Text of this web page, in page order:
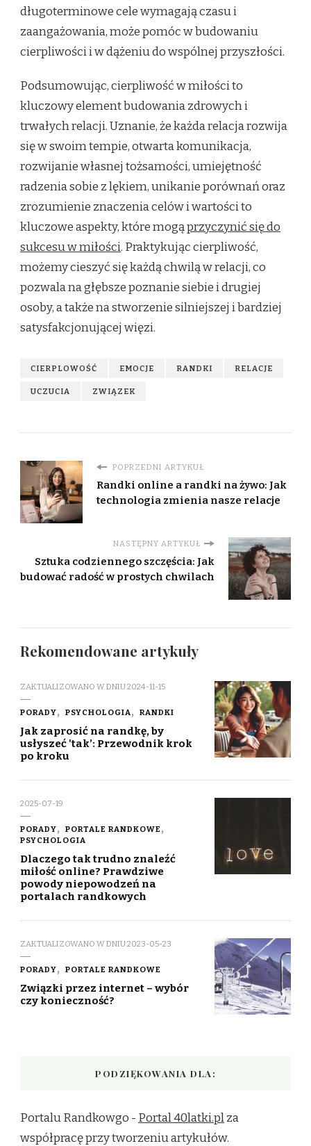
długoterminowe cele wymagają czasu i
zaangażowania, może pomóc w budowaniu
cierpliwości i w dążeniu do wspólnej przyszłości.
Podsumowując, cierpliwość w miłości to
kluczowy element budowania zdrowych i
trwałych relacji. Uznanie, że każda relacja rozwija
się w swoim tempie, otwarta komunikacja,
rozwijanie własnej tożsamości, umiejętność
radzenia sobie z lękiem, unikanie porównań oraz
zrozumienie znaczenia celów i wartości to
kluczowe aspekty, które mogąprzyczynić się do
sukcesu w miłości. Praktykując cierpliwość,
możemy cieszyć się każdą chwilą w relacji, co
pozwala na głębsze poznanie siebie i drugiej
osoby, a także na stworzenie silniejszej i bardziej
satysfakcjonującej więzi.
CIERPLOWOŚĆ EMOCJE RANDKI RELACJE
UCZUCIA ZWIĄZEK
POPRZEDNI ARTYKUŁ
Randki online a randki na żywo: Jak
technologia zmienia nasze relacje
NASTĘPNY ARTYKUŁ
Sztuka codziennego szczęścia: Jak
budować radość w prostych chwilach
Rekomendowane artykuły
ZAKTUALIZOWANO W DNIU2024-11-15
PORADY PSYCHOLOGIA RANDKI
Jak zaprosić na randkę, by
usłyszeć 'tak’: Przewodnik krok
po kroku
2025-07-19
PORADY
PORTALE RANDKOWE
PSYCHOLOGIA
Dlaczego tak trudno znaleźć
miłość online? Prawdziwe
powody niepowodzeń na
portalach randkowych
ZAKTUALIZOWANO W DNIU2023-05-23
PORADY PORTALE RANDKOWE
Związki przez internet – wybór
czy konieczność?
PODZIĘKOWANIA DLA:
Portalu Randkowgo - Portal 40latki.plza
współpracę przy tworzeniu artykułów.